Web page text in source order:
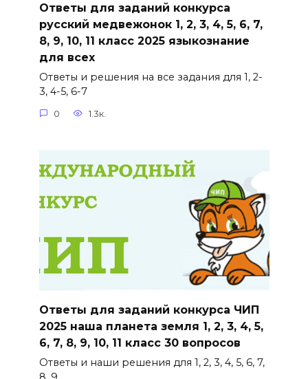
Ответы для заданий конкурса
русский медвежонок 1, 2, 3, 4, 5, 6, 7,
8, 9, 10, 11 класс 2025 языкознание
для всех
Ответы и решения на все задания для 1, 2-
3, 4-5, 6-7
0 1.3к.
Ответы для заданий конкурса ЧИП
2025 наша планета земля 1, 2, 3, 4, 5,
6, 7, 8, 9, 10, 11 класс 30 вопросов
Ответы и наши решения для 1, 2, 3, 4, 5, 6, 7,